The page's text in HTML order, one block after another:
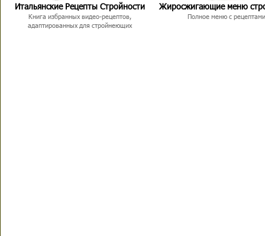
Итальянские Рецепты Стройности
Книга избранных видео-рецептов,
адаптированных для стройнеющих
Жиросжигающие меню
Полное меню с рецептами